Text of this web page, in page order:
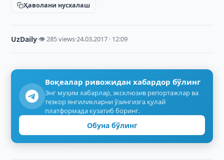
Ҳаволани нусхалаш
UzDaily·👁 285 views·24.03.2017 · 12:09
Воқеалар ривожидан хабардор бўлинг
Энг муҳим хабарлар, эксклюзив репортажлар ва
тезкор янгиликларни ўзингизга қулай
платформада кузатиб боринг.
Обуна бўлинг